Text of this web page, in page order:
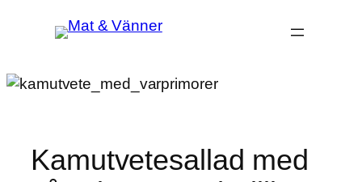
Kamutvetesallad med